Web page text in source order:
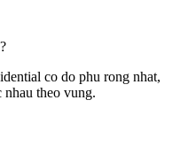
co do phu rong nhat,
nhau theo vung.